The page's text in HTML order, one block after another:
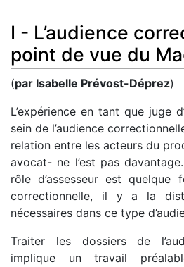
I - L’audience
point de vue du
(par Isabelle Prévost-Déprez)
L’expérience en tant que juge
sein de l’audience
relation entre les acteurs du
avocat- ne l’est pas
rôle d’assesseur est quelque
correctionnelle, il y a la
nécessaires dans ce type
Traiter les dossiers de
implique un travail